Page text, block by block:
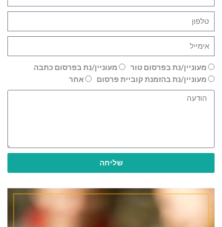
מעוניין/נת בפרסום טור
מעוניין/נת בפרסום כתבה
מעוניין/נת בהזמנת קוביית פרסום
אחר
שליחה